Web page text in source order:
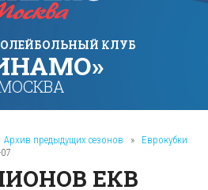
КЛУБ
Архив предыдущих сезонов »
Еврокубки
ЕКВ